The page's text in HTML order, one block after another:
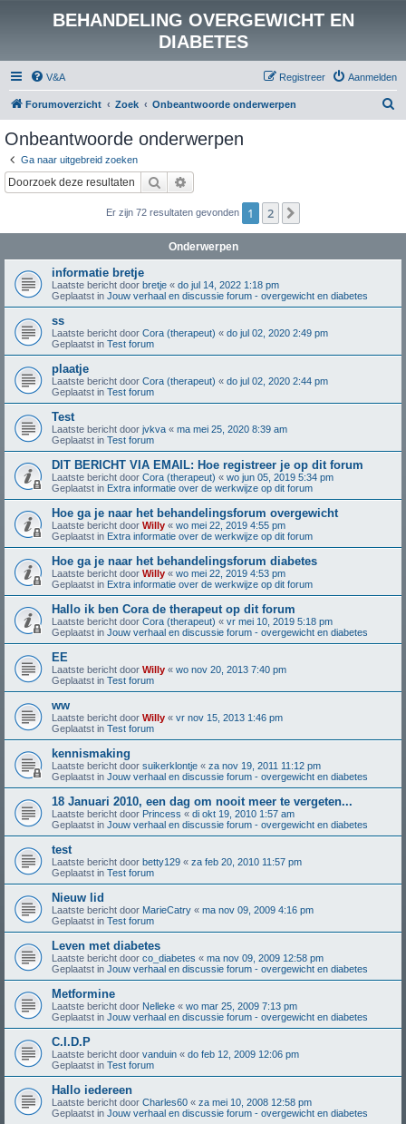
BEHANDELING OVERGEWICHT EN
DIABETES
V&A Aanmelden
Registreer
Forumoverzicht Zoek Onbeantwoorde onderwerpen
Onbeantwoorde onderwerpen
Ga naar uitgebreid zoeken
Zoek
Er zijn 72 resultaten gevonden 1 2
Onderwerpen
informatie bretje
Laatste bericht door bretje « do jul 14, 2022 1:18 pm
Geplaatst in Jouw verhaal en discussie forum - overgewicht en diabetes
ss
Laatste bericht door Cora (therapeut) « do jul 02, 2020 2:49 pm
Geplaatst in Test forum
plaatje
Laatste bericht door Cora (therapeut) « do jul 02, 2020 2:44 pm
Geplaatst in Test forum
Test
Laatste bericht door jvkva « ma mei 25, 2020 8:39 am
Geplaatst in Test forum
DIT BERICHT VIA EMAIL: Hoe registreer je op dit forum
Laatste bericht door Cora (therapeut) « wo jun 05, 2019 5:34 pm
Geplaatst in Extra informatie over de werkwijze op dit forum
Hoe ga je naar het behandelingsforum overgewicht
Laatste bericht door Willy « wo mei 22, 2019 4:55 pm
Geplaatst in Extra informatie over de werkwijze op dit forum
Hoe ga je naar het behandelingsforum diabetes
Laatste bericht door Willy « wo mei 22, 2019 4:53 pm
Geplaatst in Extra informatie over de werkwijze op dit forum
Hallo ik ben Cora de therapeut op dit forum
Laatste bericht door Cora (therapeut) « vr mei 10, 2019 5:18 pm
Geplaatst in Jouw verhaal en discussie forum - overgewicht en diabetes
EE
Laatste bericht door Willy « wo nov 20, 2013 7:40 pm
Geplaatst in Test forum
ww
Laatste bericht door Willy « vr nov 15, 2013 1:46 pm
Geplaatst in Test forum
kennismaking
Laatste bericht door suikerklontje « za nov 19, 2011 11:12 pm
Geplaatst in Jouw verhaal en discussie forum - overgewicht en diabetes
18 Januari 2010, een dag om nooit meer te vergeten...
Laatste bericht door Princess « di okt 19, 2010 1:57 am
Geplaatst in Jouw verhaal en discussie forum - overgewicht en diabetes
test
Laatste bericht door betty129 « za feb 20, 2010 11:57 pm
Geplaatst in Test forum
Nieuw lid
Laatste bericht door MarieCatry « ma nov 09, 2009 4:16 pm
Geplaatst in Test forum
Leven met diabetes
Laatste bericht door co_diabetes « ma nov 09, 2009 12:58 pm
Geplaatst in Jouw verhaal en discussie forum - overgewicht en diabetes
Metformine
Laatste bericht door Nelleke « wo mar 25, 2009 7:13 pm
Geplaatst in Jouw verhaal en discussie forum - overgewicht en diabetes
C.I.D.P
Laatste bericht door vanduin « do feb 12, 2009 12:06 pm
Geplaatst in Test forum
Hallo iedereen
Laatste bericht door Charles60 « za mei 10, 2008 12:58 pm
Geplaatst in Jouw verhaal en discussie forum - overgewicht en diabetes